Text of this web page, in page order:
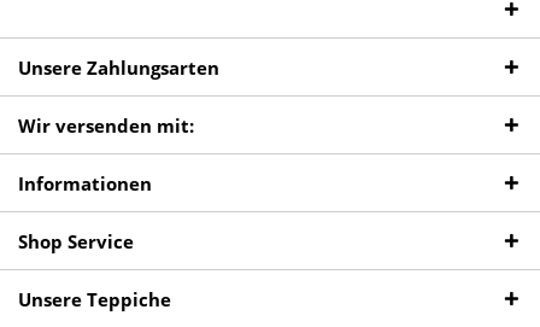
Unsere Zahlungsarten
Wir versenden mit:
Informationen
Shop Service
Unsere Teppiche